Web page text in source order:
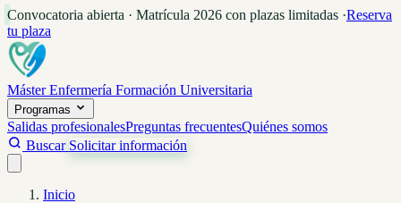
Convocatoria abierta · Matrícula 2026 con plazas limitadas ·Reserva
tu plaza
Máster Enfermería Formación Universitaria
Programas
Salidas profesionalesPreguntas frecuentesQuiénes somos
Buscar Solicitar información
Inicio